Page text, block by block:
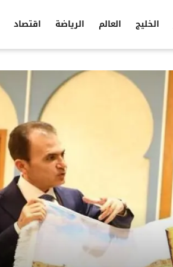
الخليج العالم الرياضة اقتصاد